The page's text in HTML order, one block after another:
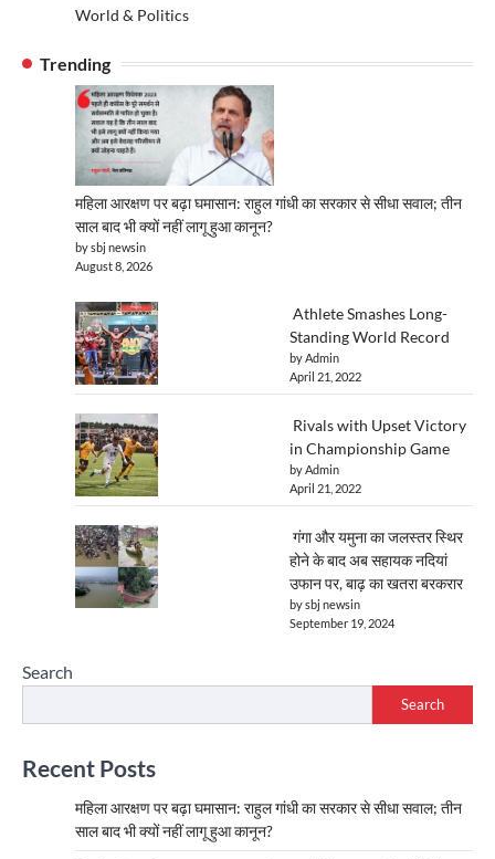
World & Politics
Trending
महिला आरक्षण पर बढ़ा घमासान: राहुल गांधी का सरकार से सीधा सवाल; तीन
साल बाद भी क्यों नहीं लागू हुआ कानून?
by sbj newsin
August 8, 2026
Athlete Smashes Long-
Standing World Record
by Admin
April 21, 2022
Rivals with Upset Victory
in Championship Game
by Admin
April 21, 2022
गंगा और यमुना का जलस्तर स्थिर
होने के बाद अब सहायक नदियां
उफान पर, बाढ़ का खतरा बरकरार
by sbj newsin
September 19, 2024
Search
Search
Recent Posts
महिला आरक्षण पर बढ़ा घमासान: राहुल गांधी का सरकार से सीधा सवाल; तीन
साल बाद भी क्यों नहीं लागू हुआ कानून?